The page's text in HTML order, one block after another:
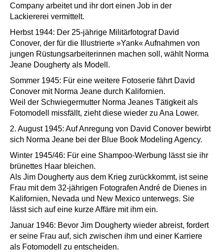
Company arbeitet und ihr dort einen Job in der
Lackiererei vermittelt.
Herbst 1944: Der 25-jährige Militärfotograf David
Conover, der für die Illustrierte »Yank« Aufnahmen von
jungen Rüstungsarbeiterinnen machen soll, wählt Norma
Jeane Dougherty als Modell.
Sommer 1945: Für eine weitere Fotoserie fährt David
Conover mit Norma Jeane durch Kalifornien.
Weil der Schwiegermutter Norma Jeanes Tätigkeit als
Fotomodell missfällt, zieht diese wieder zu Ana Lower.
2. August 1945: Auf Anregung von David Conover bewirbt
sich Norma Jeane bei der Blue Book Modeling Agency.
Winter 1945/46: Für eine Shampoo-Werbung lässt sie ihr
brünettes Haar bleichen.
Als Jim Dougherty aus dem Krieg zurückkommt, ist seine
Frau mit dem 32-jährigen Fotografen André de Dienes in
Kalifornien, Nevada und New Mexico unterwegs. Sie
lässt sich auf eine kurze Affäre mit ihm ein.
Januar 1946: Bevor Jim Dougherty wieder abreist, fordert
er seine Frau auf, sich zwischen ihm und einer Karriere
als Fotomodell zu entscheiden.